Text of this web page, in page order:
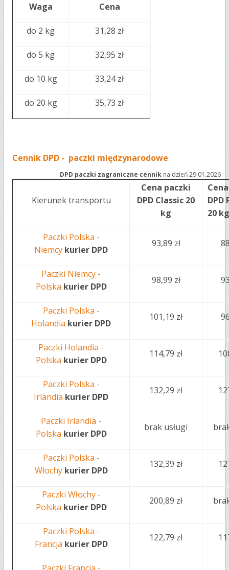
Waga
Cena
do 2 kg 31,28 zł
do 5 kg 32,95 zł
do 10 kg 33,24 zł
do 20 kg 35,73 zł
Cennik DPD - paczki międzynarodowe
DPD paczki zagraniczne cennikna dzień 29.01.2026
Kierunek transportu
Cena paczki
DPD Classic 20
kg
DPD
20 kg
Paczki Polska -
Niemcy kurier DPD
93,89 zł
Paczki Niemcy -
Polska kurier DPD
98,99 zł
Paczki Polska -
Holandia kurier DPD
101,19 zł
Paczki Holandia -
Polska kurier DPD
114,79 zł
Paczki Polska -
Irlandia kurier DPD
132,29 zł
Paczki Irlandia -
Polska kurier DPD
brak usługi
Paczki Polska -
Włochy kurier DPD
132,39 zł
Paczki Włochy -
Polska kurier DPD
200,89 zł
Paczki Polska -
Francja kurier DPD
122,79 zł